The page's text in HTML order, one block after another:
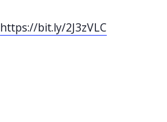
https://bit.ly/2J3zVLC